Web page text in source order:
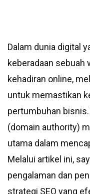
Dalam dunia digital
keberadaan sebuah
kehadiran online,
untuk memastikan
pertumbuhan
(domain authority)
utama dalam
Melalui artikel ini,
pengalaman dan
strategi SEO yang